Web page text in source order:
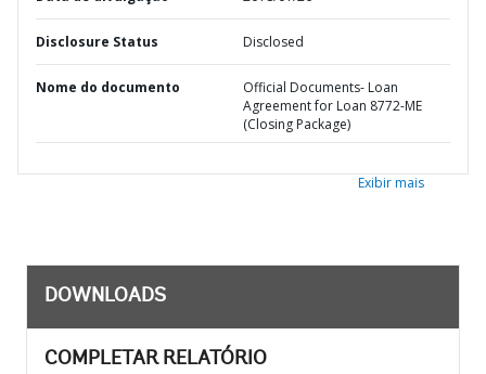
Disclosure Status Disclosed
Nome do documento
Official Documents- Loan
Agreement for Loan 8772-ME
(Closing Package)
Exibir mais
DOWNLOADS
COMPLETAR RELATÓRIO